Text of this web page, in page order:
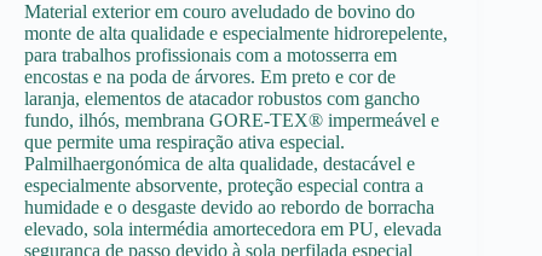
Material exterior em couro aveludado de bovino do
monte de alta qualidade e especialmente hidrorepelente,
para trabalhos profissionais com a motosserra em
encostas e na poda de árvores. Em preto e cor de
laranja, elementos de atacador robustos com gancho
fundo, ilhós, membrana GORE-TEX® impermeável e
que permite uma respiração ativa especial.
Palmilhaergonómica de alta qualidade, destacável e
especialmente absorvente, proteção especial contra a
humidade e o desgaste devido ao rebordo de borracha
elevado, sola intermédia amortecedora em PU, elevada
segurança de passo devido à sola perfilada especial